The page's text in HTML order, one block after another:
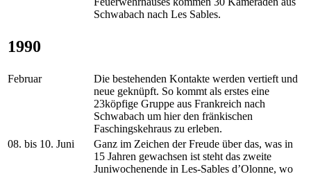
Schwabach nach Les Sables.
1990
Februar
Die bestehenden Kontakte werden vertieft und
neue geknüpft. So kommt als erstes eine
23köpfige Gruppe aus Frankreich nach
Schwabach um hier den fränkischen
Faschingskehraus zu erleben.
08. bis 10. Juni
Ganz im Zeichen der Freude über das, was in
15 Jahren gewachsen ist steht das zweite
Juniwochenende in Les-Sables d’Olonne, wo